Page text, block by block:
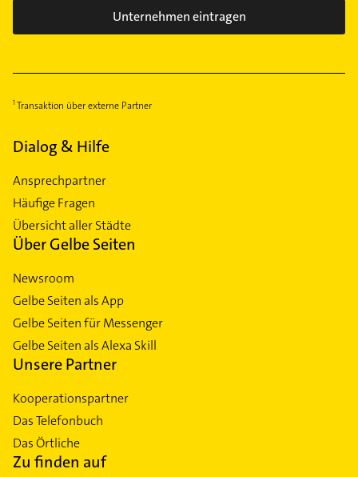
Unternehmen eintragen
Transaktion über externe Partner
Dialog & Hilfe
Ansprechpartner
Häufige Fragen
Übersicht aller Städte
Über Gelbe Seiten
Newsroom
Gelbe Seiten als App
Gelbe Seiten für Messenger
Gelbe Seiten als Alexa Skill
Unsere Partner
Kooperationspartner
Das Telefonbuch
Das Örtliche
Zu finden auf